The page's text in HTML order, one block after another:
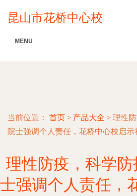
昆山市花桥中心校
MENU
当前位置： 首页 > 产品大全 > 理性
院士强调个人责任，花桥中心校启示
理性防疫，科学
士强调个人责任，